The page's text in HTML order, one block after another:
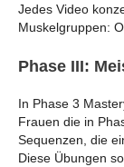
Jedes Video
Muskelgruppen:
Phase III:
In Phase 3
Frauen die in
Sequenzen, die
Diese Übungen